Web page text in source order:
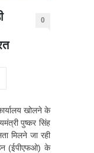
0
खोलने के
पुष्कर सिंह
मिलने जा रही
(ईपीएफओ) के